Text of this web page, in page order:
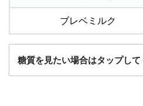
ブレベミルク
糖質を見たい場合はタップして